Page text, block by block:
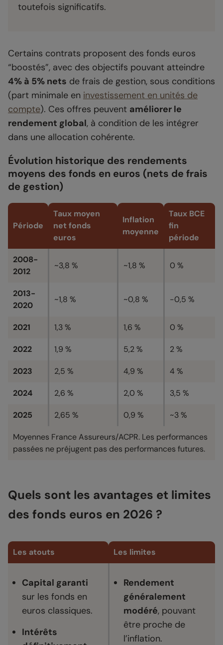
toutefois significatifs.
Certains contrats proposent des fonds euros
“boostés”, avec des objectifs pouvant atteindre
4% à 5% nets de frais de gestion, sous conditions
(part minimale en investissement en unités de
compte). Ces offres peuvent améliorer le
rendement global, à condition de les intégrer
dans une allocation cohérente.
Évolution historique des rendements
moyens des fonds en euros (nets de frais
de gestion)
Période
Taux moyen
net fonds
euros
Inflation
moyenne
Taux BCE
fin
période
2008-
2012
~3,8 % ~1,8 % 0 %
2013-
2020
~1,8 % ~0,8 % -0,5 %
2021 1,3 % 1,6 % 0 %
2022 1,9 % 5,2 % 2 %
2023 2,5 % 4,9 % 4 %
2024 2,6 % 2,0 % 3,5 %
2025 2,65 % 0,9 % ~3 %
Moyennes France Assureurs/ACPR. Les performances
passées ne préjugent pas des performances futures.
Quels sont les avantages et limites
des fonds euros en 2026 ?
Les atouts Les limites
Capital garanti
sur les fonds en
euros classiques.
Intérêts
Rendement
généralement
modéré, pouvant
être proche de
l’inflation.